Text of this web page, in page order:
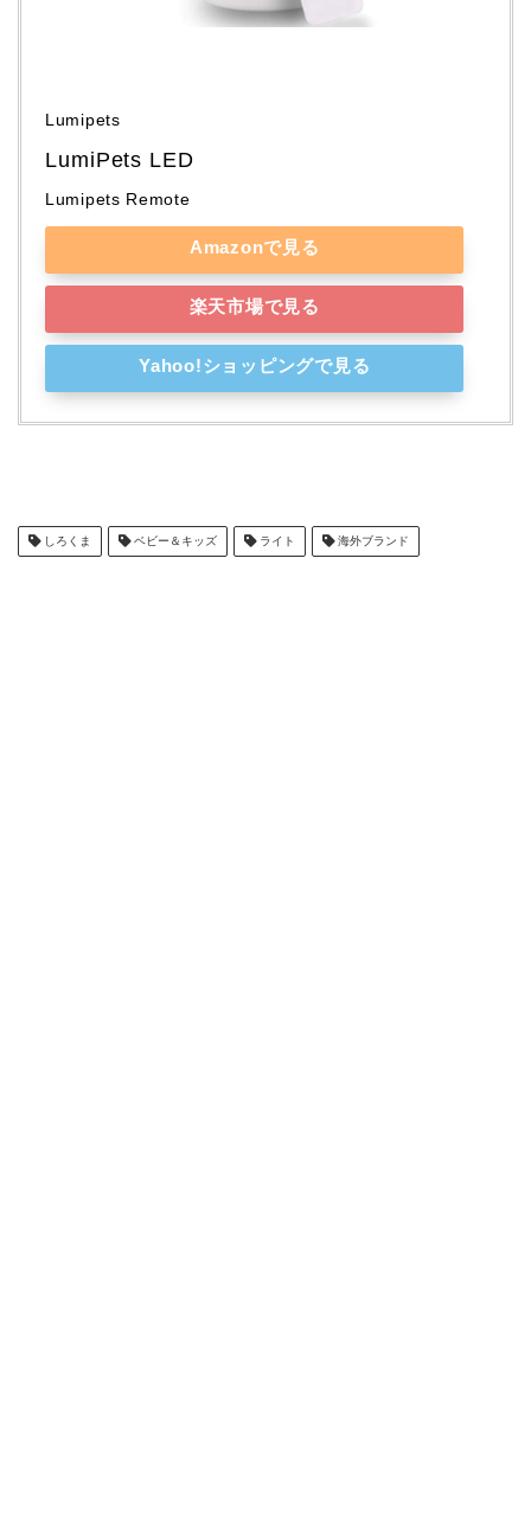
Lumipets
LumiPets LED
Lumipets Remote
Amazonで見る
楽天市場で見る
Yahoo!ショッピングで見る
しろくま ベビー＆キッズ ライト 海外ブランド